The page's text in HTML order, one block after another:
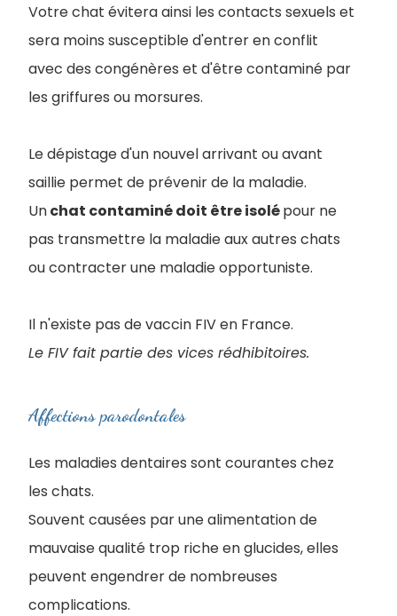
Votre chat évitera ainsi les contacts sexuels et
sera moins susceptible d'entrer en conflit
avec des congénères et d'être contaminé par
les griffures ou morsures.
Le dépistage d'un nouvel arrivant ou avant
saillie permet de prévenir de la maladie.
Unchat contaminé doit être isolépour ne
pas transmettre la maladie aux autres chats
ou contracter une maladie opportuniste.
Il n'existe pas de vaccin FIV en France.
Le FIV fait partie des vices rédhibitoires.
Affections parodontales
Les maladies dentaires sont courantes chez
les chats.
Souvent causées par une alimentation de
mauvaise qualité trop riche en glucides, elles
peuvent engendrer de nombreuses
complications.